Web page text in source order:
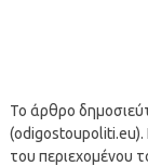
Το άρθρο
(odigostoupoliti.eu).
του περιεχομένου